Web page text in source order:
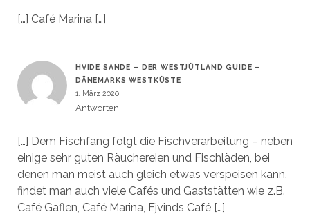
[…] Café Marina […]
HVIDE SANDE – DER WESTJÜTLAND GUIDE –
DÄNEMARKS WESTKÜSTE
1. März 2020
Antworten
[…] Dem Fischfang folgt die Fischverarbeitung – neben
einige sehr guten Räuchereien und Fischläden, bei
denen man meist auch gleich etwas verspeisen kann,
findet man auch viele Cafés und Gaststätten wie z.B.
Café Gaflen, Café Marina, Ejvinds Café […]